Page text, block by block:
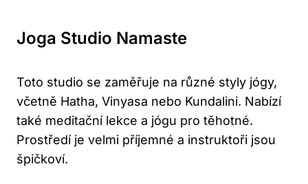
Joga Studio Namaste
Toto ‍studio se zaměřuje ⁤na různé styly jógy,
včetně ‍Hatha, Vinyasa ⁢nebo ⁢Kundalini.⁤ Nabízí
také meditační lekce a jógu pro ⁤těhotné.⁤
Prostředí je ⁤velmi příjemné a instruktoři⁤ jsou
špičkoví.